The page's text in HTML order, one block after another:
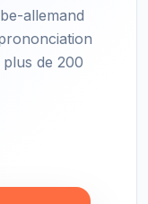
allemand
de 200